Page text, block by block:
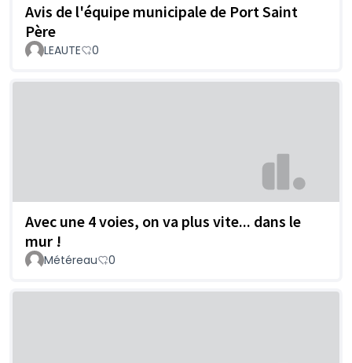
Avis de l'équipe municipale de Port Saint
Père
LEAUTE 0
Avec une 4 voies, on va plus vite... dans le
mur !
Météreau 0